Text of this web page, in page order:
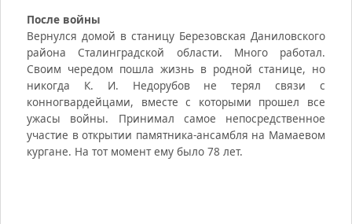
После войны
Вернулся домой в станицу Березовская Даниловского
района Сталинградской области. Много работал.
Своим чередом пошла жизнь в родной станице, но
никогда К. И. Недорубов не терял связи с
конногвардейцами, вместе с которыми прошел все
ужасы войны. Принимал самое непосредственное
участие в открытии памятника-ансамбля на Мамаевом
кургане. На тот момент ему было 78 лет.